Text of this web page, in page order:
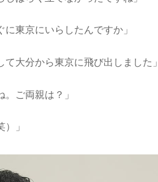
東京にいらしたんですか」
大分から東京に飛び出しました」
ご両親は？」
」